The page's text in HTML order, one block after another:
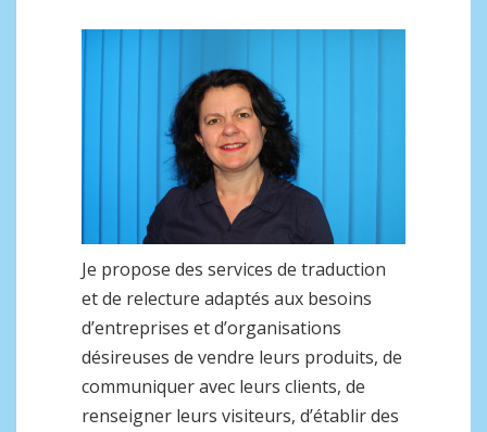
Je propose des services de traduction
et de relecture adaptés aux besoins
d’entreprises et d’organisations
désireuses de vendre leurs produits, de
communiquer avec leurs clients, de
renseigner leurs visiteurs, d’établir des